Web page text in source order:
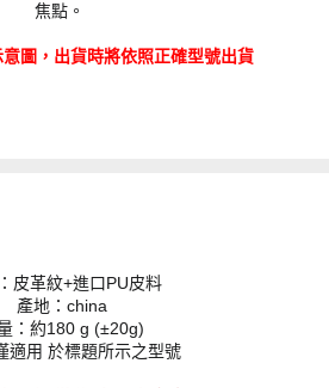
焦點。
圖，出貨時將依照正確型號出貨
皮革紋+進口PU皮料
產地：china
：約180 g (±20g)
適用 於標題所示之型號